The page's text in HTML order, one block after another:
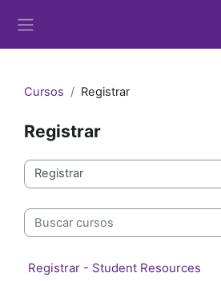
Cursos Registrar
Registrar
Categorías
Buscar cursos
Registrar - Student Resources